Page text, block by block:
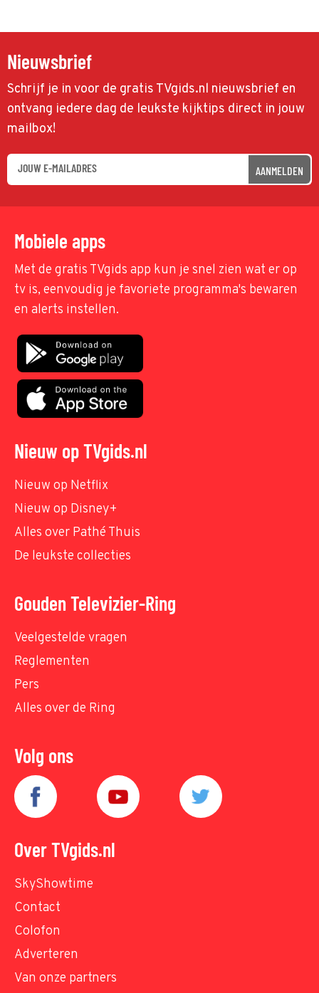
Nieuwsbrief
Schrijf je in voor de gratis TVgids.nl nieuwsbrief en
ontvang iedere dag de leukste kijktips direct in jouw
mailbox!
AANMELDEN
Mobiele apps
Met de gratis TVgids app kun je snel zien wat er op
tv is, eenvoudig je favoriete programma's bewaren
en alerts instellen.
Nieuw op TVgids.nl
Nieuw op Netflix
Nieuw op Disney+
Alles over Pathé Thuis
De leukste collecties
Gouden Televizier-Ring
Veelgestelde vragen
Reglementen
Pers
Alles over de Ring
Volg ons
Over TVgids.nl
SkyShowtime
Contact
Colofon
Adverteren
Van onze partners